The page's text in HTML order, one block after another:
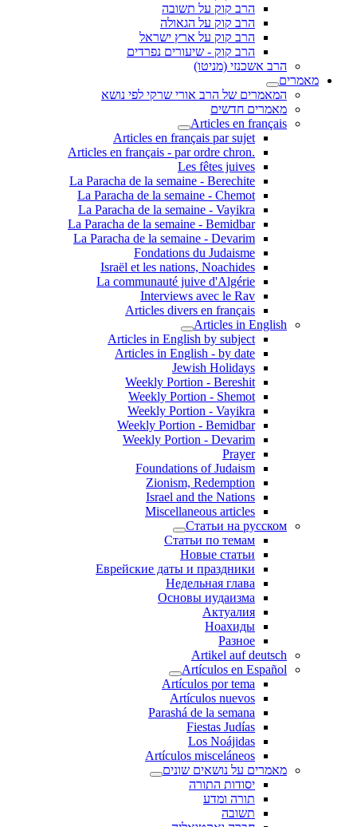
הרב קוק על תשובה
הרב קוק על הגאולה
הרב קוק על ארץ ישראל
הרב קוק - שיעורים נפרדים
הרב אשכנזי (מניטו)
מאמרים
המאמרים של הרב אורי שרקי לפי נושא
מאמרים חדשים
Articles en français
Articles en français par sujet
.Articles en français - par ordre chron
Les fêtes juives
La Paracha de la semaine - Berechite
La Paracha de la semaine - Chemot
La Paracha de la semaine - Vayikra
La Paracha de la semaine - Bemidbar
La Paracha de la semaine - Devarim
Fondations du Judaisme
Israël et les nations, Noachides
La communauté juive d'Algérie
Interviews avec le Rav
Articles divers en français
Articles in English
Articles in English by subject
Articles in English - by date
Jewish Holidays
Weekly Portion - Bereshit
Weekly Portion - Shemot
Weekly Portion - Vayikra
Weekly Portion - Bemidbar
Weekly Portion - Devarim
Prayer
Foundations of Judaism
Zionism, Redemption
Israel and the Nations
Miscellaneous articles
Статьи на русском
Статьи по темам
Новые статьи
Еврейские даты и праздники
Недельная глава
Основы иудаизма
Актуалия
Ноахиды
Разное
Artikel auf deutsch
Artículos en Español
Artículos por tema
Artículos nuevos
Parashá de la semana
Fiestas Judías
Los Noájidas
Artículos misceláneos
מאמרים על נושאים שונים
יסודות התורה
תורה ומדע
תשובה